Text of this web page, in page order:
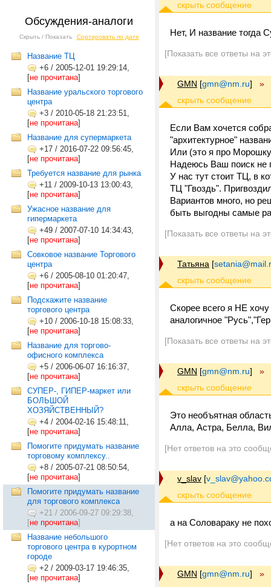
Обсуждения-аналоги
Скрыть / Показать Сортировать по дате
Название ТЦ
+6 / 2005-12-01 19:29:14,
[не прочитана]
Название уральского торгового
центра
+3 / 2010-05-18 21:23:51,
[не прочитана]
Название для супермаркета
+17 / 2016-07-22 09:56:45,
[не прочитана]
Требуется название для рынка
+11 / 2009-10-13 13:00:43,
[не прочитана]
Ужасное название для
гипермаркета
+49 / 2007-07-10 14:34:43,
[не прочитана]
Совковое название Торгового
центра
+6 / 2005-08-10 01:20:47,
[не прочитана]
Подскажите название
торгового центра
+10 / 2006-10-18 15:08:33,
[не прочитана]
Название для торгово-
офисного комплекса
+5 / 2006-06-07 16:16:37,
[не прочитана]
СУПЕР-, ГИПЕР-маркет или
БОЛЬШОЙ
ХОЗЯЙСТВЕННЫЙ?
+4 / 2004-02-16 15:48:11,
[не прочитана]
Помогите придумать название
торговому комплексу..
+8 / 2005-07-21 08:50:54,
[не прочитана]
Помогите придумать название
для торгового комплекса
+21 / 2006-09-27 09:29:38,
[не прочитана]
Название небольшого
торгового центра в курортном
городе
+2 / 2009-03-17 19:46:35,
[не прочитана]
Нет, И название тогда
[Показать все ответы на
GMN [gmn@nm.ru] »
Если Вам хочется
"архитектурное"
Или (это я про
Надеюсь Ваш поиск не
У нас тут стоит ТЦ, в
ТЦ "Гвоздь".
Вариантов много, но
быть выгодны самые
[Показать все ответы на
Татьяна [
Скорее всего я НЕ
аналогичное
[Показать все ответы на
GMN [gmn@nm.ru] »
Это необъятная
Алла, Астра, Белла,
[Нет ответов на это
v_slav [
а на Соловараку не
[Нет ответов на это
GMN [gmn@nm.ru] »